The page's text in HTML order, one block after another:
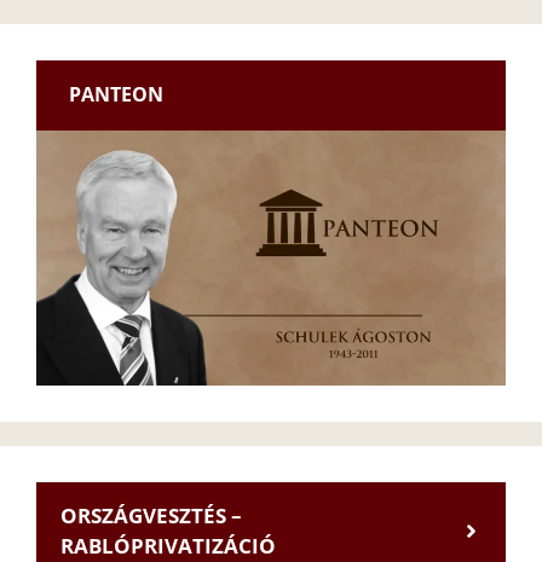
PANTEON
ORSZÁGVESZTÉS –
RABLÓPRIVATIZÁCIÓ